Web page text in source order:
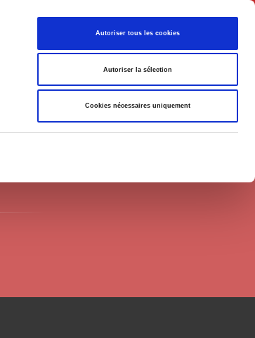
Autoriser tous les cookies
Autoriser la sélection
Cookies nécessaires uniquement
English